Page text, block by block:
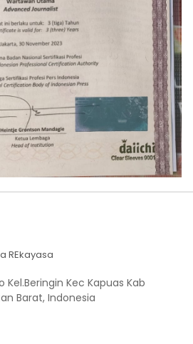
REkayasa
Kel.Beringin Kec Kapuas Kab
Barat, Indonesia